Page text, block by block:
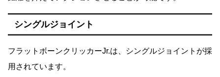
シングルジョイント
フラットボーンクリッカーJr.は、シングルジョイントが採
用されています。